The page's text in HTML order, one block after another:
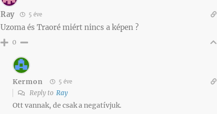
Ray 5 éve
Uzoma és Traoré miért nincs a képen ?
0
Kermon 5 éve
Reply to Ray
Ott vannak, de csak a negatívjuk.